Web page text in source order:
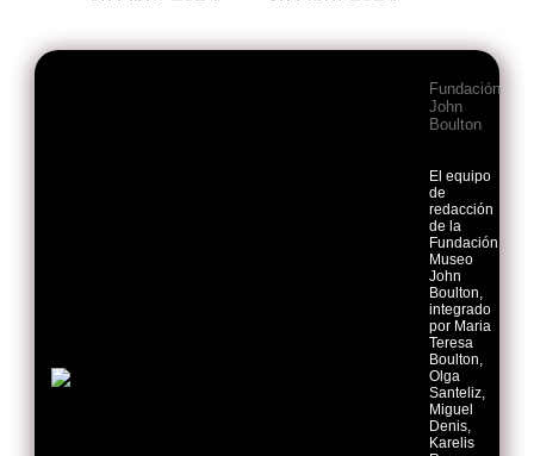
Fundación
John
Boulton
El equipo
de
redacción
de la
Fundación
Museo
John
Boulton,
integrado
por Maria
Teresa
Boulton,
Olga
Santeliz,
Miguel
Denis,
Karelis